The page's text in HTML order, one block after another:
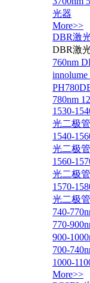
光器
More>>
DBR激
DBR激
760nm
780nm
1530-
光二极管
1540-
光二极管
1560-
光二极管
1570-
光二极管
740-
770-
900-
700-
1000-
More>>